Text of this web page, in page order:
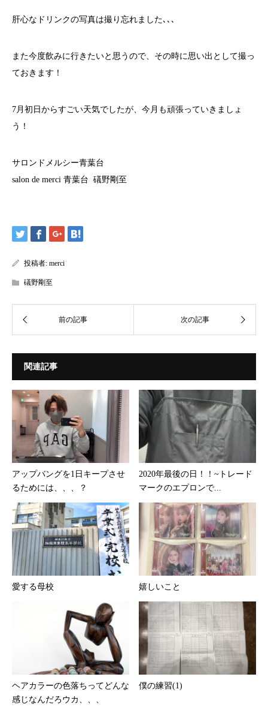
肝心なドリンクの写真は撮り忘れました､､､
また今度飲みに行きたいと思うので、その時に思い出として撮っ
ておきます！
7月初日からすごい天気でしたが、今月も頑張っていきましょ
う！
サロンドメルシー青葉台
salon de merci 青葉台 礒野剛至
投稿者: merci
礒野剛至
関連記事
アップバングを1日キープさせ
るためには、、、？
2020年最後の日！！~トレード
マークのエプロンで...
愛する母校 嬉しいこと
ヘアカラーの色落ちってどんな
感じなんだろウカ、、、
僕の練習(1)